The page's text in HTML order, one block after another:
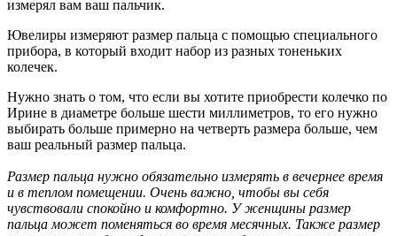
измерял вам ваш пальчик.
Ювелиры измеряют размер пальца с помощью специального
прибора, в который входит набор из разных тоненьких
колечек.
Нужно знать о том, что если вы хотите приобрести колечко по
Ирине в диаметре больше шести миллиметров, то его нужно
выбирать больше примерно на четверть размера больше, чем
ваш реальный размер пальца.
Размер пальца нужно обязательно измерять в вечернее время
и в теплом помещении. Очень важно, чтобы вы себя
чувствовали спокойно и комфортно. У женщины размер
пальца может поменяться во время месячных. Также размер